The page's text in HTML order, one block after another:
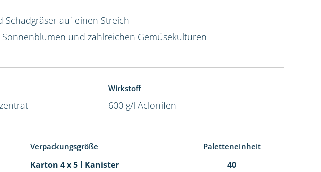
Schadgräser auf einen Streich
und zahlreichen Gemüsekulturen
Wirkstoff
600 g/l Aclonifen
Verpackungsgröße Paletteneinheit
Karton 4 x 5 l Kanister
40